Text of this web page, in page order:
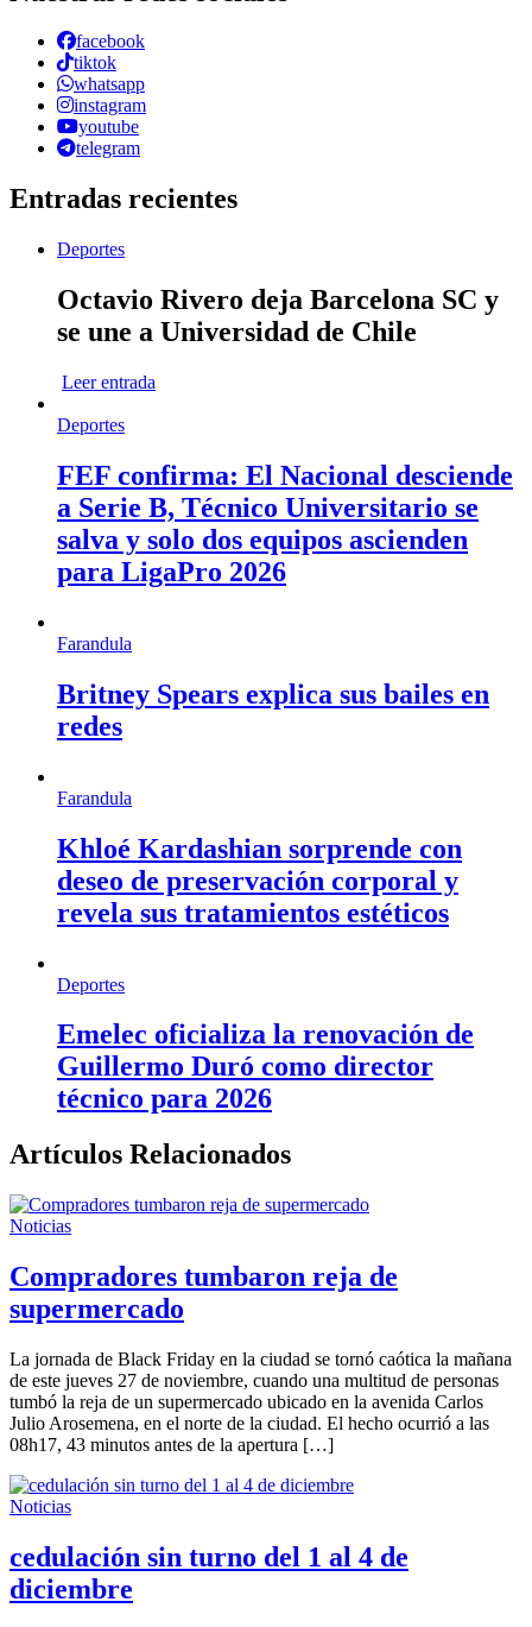
facebook
tiktok
whatsapp
instagram
youtube
telegram
Entradas recientes
Deportes
Octavio Rivero deja Barcelona SC y
se une a Universidad de Chile
Leer entrada
Deportes
FEF confirma: El Nacional desciende
a Serie B, Técnico Universitario se
salva y solo dos equipos ascienden
para LigaPro 2026
Farandula
Britney Spears explica sus bailes en
redes
Farandula
Khloé Kardashian sorprende con
deseo de preservación corporal y
revela sus tratamientos estéticos
Deportes
Emelec oficializa la renovación de
Guillermo Duró como director
técnico para 2026
Artículos Relacionados
Noticias
Compradores tumbaron reja de
supermercado
La jornada de Black Friday en la ciudad se tornó caótica la mañana
de este jueves 27 de noviembre, cuando una multitud de personas
tumbó la reja de un supermercado ubicado en la avenida Carlos
Julio Arosemena, en el norte de la ciudad. El hecho ocurrió a las
08h17, 43 minutos antes de la apertura […]
Noticias
cedulación sin turno del 1 al 4 de
diciembre